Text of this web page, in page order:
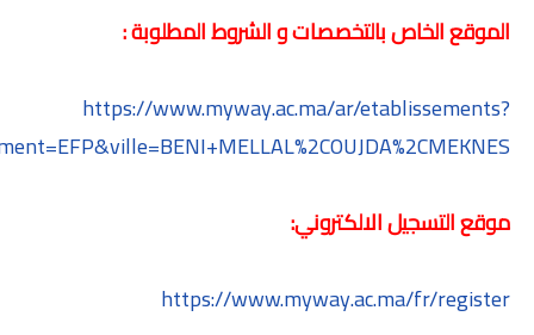
الموقع الخاص بالتخصصات و الشروط المطلوبة :
https://www.myway.ac.ma/ar/etablissements?
موقع التسجيل الالكتروني:
https://www.myway.ac.ma/fr/register